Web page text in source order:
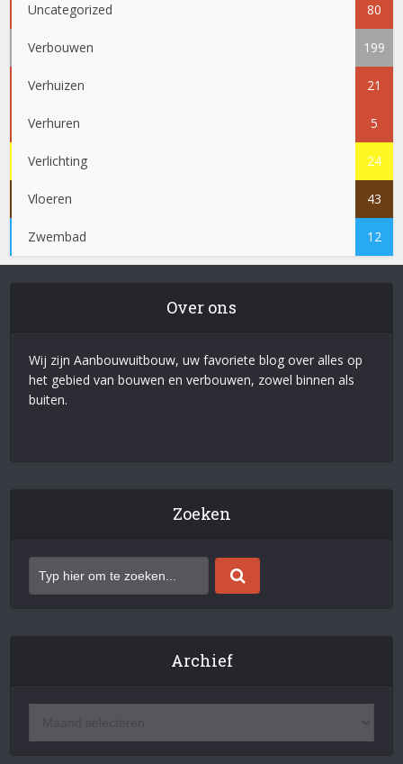
Uncategorized 80
Verbouwen 199
Verhuizen 21
Verhuren 5
Verlichting 24
Vloeren 43
Zwembad 12
Over ons
Wij zijn Aanbouwuitbouw, uw favoriete blog over alles op
het gebied van bouwen en verbouwen, zowel binnen als
buiten.
Zoeken
Archief